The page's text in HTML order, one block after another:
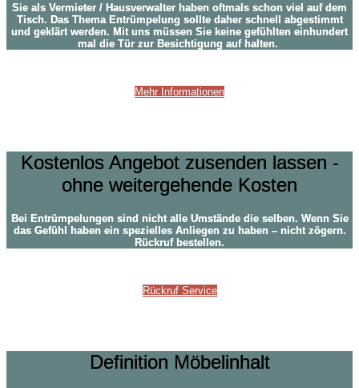
Sie als Vermieter / Hausverwalter haben oftmals schon viel auf dem
Tisch. Das Thema Entrümpelung sollte daher schnell abgestimmt
und geklärt werden. Mit uns müssen Sie keine gefühlten einhundert
mal die Tür zur Besichtigung auf halten.
Mehr Informationen
Kostenlos Angebot zusenden lassen -
ohne weitergehende Kosten
Bei Entrümpelungen sind nicht alle Umstände die selben. Wenn Sie
das Gefühl haben ein spezielles Anliegen zu haben – nicht zögern.
Rückruf bestellen.
Rückruf Service
Definition Möbelinhalt